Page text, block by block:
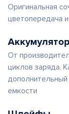
Оригинальная
цветопередача
От
циклов заряда.
емкости